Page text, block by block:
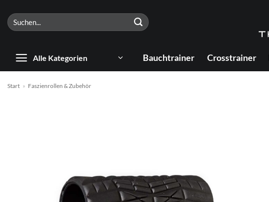
Inhalt
springen
Suchen
nach:
Alle Kategorien Bauchtrainer Crosstrainer
Start » Faszienrollen & Zubehör